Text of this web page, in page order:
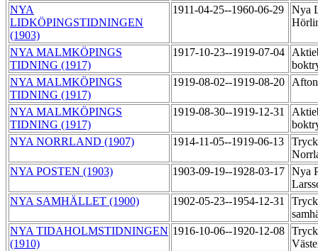
NYA
LIDKÖPINGSTIDNINGEN
(1903)
1911-04-25--1960-06-29
Nya
NYA MALMKÖPINGS
TIDNING (1917)
1917-10-23--1919-07-04
NYA MALMKÖPINGS
TIDNING (1917)
1919-08-02--1919-08-20
NYA MALMKÖPINGS
TIDNING (1917)
1919-08-30--1919-12-31
NYA NORRLAND (1907)
1914-11-05--1919-06-13
NYA POSTEN (1903)
1903-09-19--1928-03-17 Nya
NYA SAMHÄLLET (1900)
1902-05-23--1954-12-31
NYA TIDAHOLMSTIDNINGEN
(1910)
1916-10-06--1920-12-08